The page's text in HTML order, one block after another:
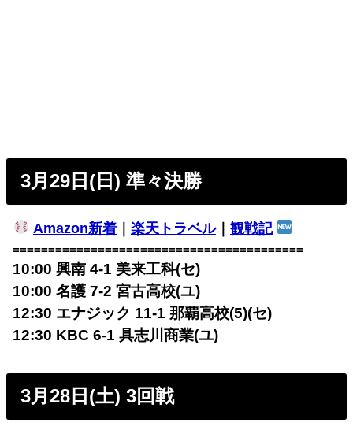
3月29日(日) 準々決勝
Amazon新着｜ 楽天トラベル｜ 観戦記
=========================================
10:00 興南 4-1 美来工科(セ)
10:00 名護 7-2 宮古高校(ユ)
12:30 エナジック 11-1 那覇高校(5)(セ)
12:30 KBC 6-1 具志川商業(ユ)
3月28日(土) 3回戦